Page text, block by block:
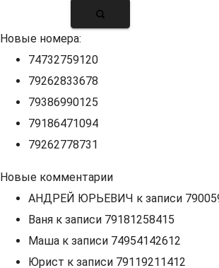
Новые номера:
74732759120
79262833678
79386990125
79186471094
79262778731
Новые комментарии
АНДРЕЙ ЮРЬЕВИЧ к записи
Ваня к записи 79181258415
Маша к записи 74954142612
Юрист к записи 79119211412